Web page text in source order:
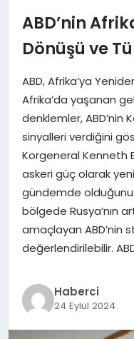
EKONOMI
MAGAZIN
SAĞLIK
SPOR
TEKNOLOJI
YAŞAM
GÜNDEM
ABD’nin
Dönüşü ve
ABD, Afrika’ya
Afrika’da yaşanan
denklemler, ABD’nin
sinyalleri verdiğini
Korgeneral Kenneth
askeri güç olarak
gündemde
bölgede Rusya’nın
amaçlayan ABD’nin
değerlendirilebilir.
Haberci
24 Eylül 2024